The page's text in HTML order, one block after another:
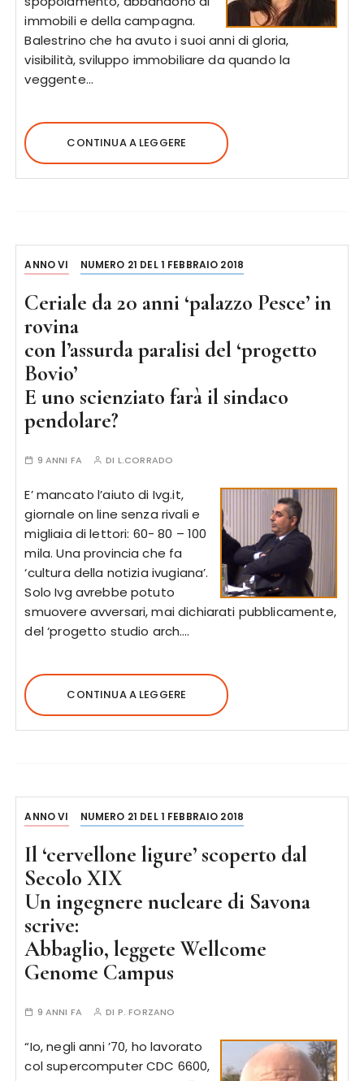
immobili e della campagna.
Balestrino che ha avuto i suoi anni di gloria,
visibilità, sviluppo immobiliare da quando la
veggente…
CONTINUA A LEGGERE
ANNO VI NUMERO 21 DEL 1 FEBBRAIO 2018
Ceriale da 20 anni ‘palazzo Pesce’ in
rovina
con l’assurda paralisi del ‘progetto
Bovio’
E uno scienziato farà il sindaco
pendolare?
9 ANNI FA DI L.CORRADO
E’ mancato l’aiuto di Ivg.it,
giornale on line senza rivali e
migliaia di lettori: 60- 80 – 100
mila. Una provincia che fa
‘cultura della notizia ivugiana’.
Solo Ivg avrebbe potuto
smuovere avversari, mai dichiarati pubblicamente,
del ‘progetto studio arch….
CONTINUA A LEGGERE
ANNO VI NUMERO 21 DEL 1 FEBBRAIO 2018
Il ‘cervellone ligure’ scoperto dal
Secolo XIX
Un ingegnere nucleare di Savona
scrive:
Abbaglio, leggete Wellcome
Genome Campus
9 ANNI FA DI P. FORZANO
“Io, negli anni ’70, ho lavorato
col supercomputer CDC 6600,